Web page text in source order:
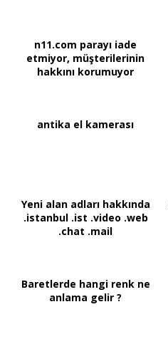
n11.com parayı iade
etmiyor, müşterilerinin
hakkını korumuyor
antika el kamerası
Yeni alan adları hakkında
.istanbul .ist .video .web
.chat .mail
Baretlerde hangi renk ne
anlama gelir ?